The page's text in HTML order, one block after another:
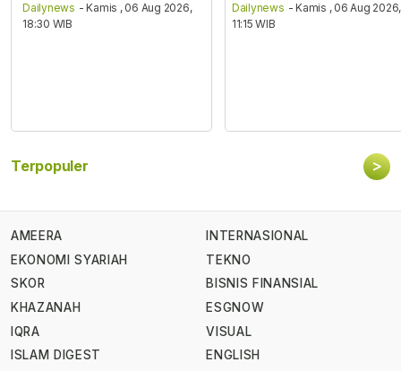
Dailynews - Kamis , 06 Aug 2026,
18:30 WIB
Dailynews - Kamis , 06 Aug 2026,
11:15 WIB
Terpopuler >
AMEERA
EKONOMI SYARIAH
SKOR
KHAZANAH
IQRA
ISLAM DIGEST
INTERNASIONAL
TEKNO
BISNIS FINANSIAL
ESGNOW
VISUAL
ENGLISH